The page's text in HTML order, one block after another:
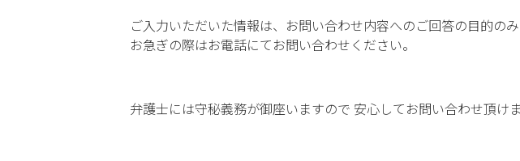
ご入力いただいた情報は、お問い合わせ内容へのご回答の目的のみ
お急ぎの際はお電話にてお問い合わせください。
弁護士には守秘義務が御座いますので 安心してお問い合わせ頂け